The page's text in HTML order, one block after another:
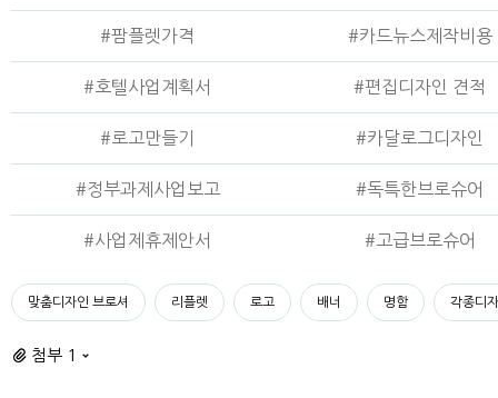
#팜플렛가격 #카드뉴스제작비용
#호텔사업계획서 #편집디자인 견적
#로고만들기 #카달로그디자인
#정부과제사업보고 #독특한브로슈어
#사업제휴제안서 #고급브로슈어
맞춤디자인 브로셔 리플렛 로고 배너 명함 각종디
첨부 1